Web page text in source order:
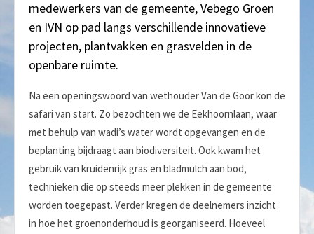
medewerkers van de gemeente, Vebego Groen
en IVN op pad langs verschillende innovatieve
projecten, plantvakken en grasvelden in de
openbare ruimte.
Na een openingswoord van wethouder Van de Goor kon de
safari van start. Zo bezochten we de Eekhoornlaan, waar
met behulp van wadi’s water wordt opgevangen en de
beplanting bijdraagt aan biodiversiteit. Ook kwam het
gebruik van kruidenrijk gras en bladmulch aan bod,
technieken die op steeds meer plekken in de gemeente
worden toegepast. Verder kregen de deelnemers inzicht
in hoe het groenonderhoud is georganiseerd. Hoeveel